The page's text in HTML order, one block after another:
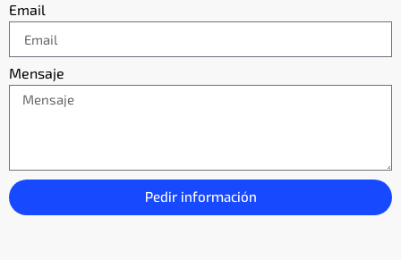
Email
Mensaje
Pedir información